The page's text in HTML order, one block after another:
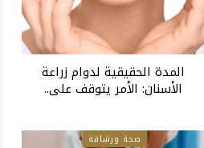
المدة الحقيقية لدوام زراعة
الأسنان: الأمر يتوقف على..
صحة ورشاقة